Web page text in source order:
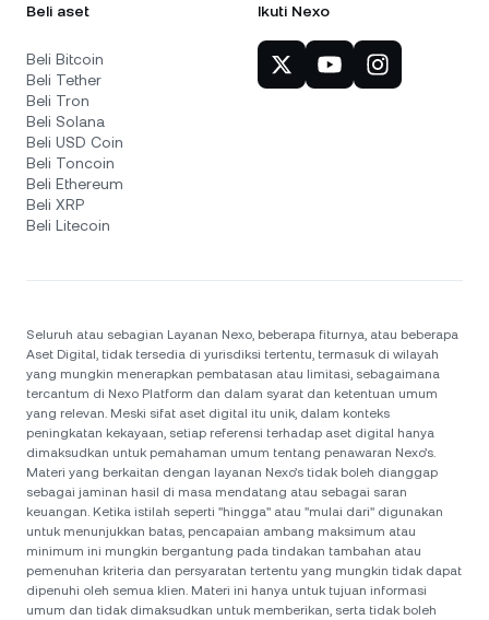
Beli aset
Beli Bitcoin
Beli Tether
Beli Tron
Beli Solana
Beli USD Coin
Beli Toncoin
Beli Ethereum
Beli XRP
Beli Litecoin
Ikuti Nexo
Seluruh atau sebagian Layanan Nexo, beberapa fiturnya, atau beberapa
Aset Digital, tidak tersedia di yurisdiksi tertentu, termasuk di wilayah
yang mungkin menerapkan pembatasan atau limitasi, sebagaimana
tercantum di Nexo Platform dan dalam syarat dan ketentuan umum
yang relevan. Meski sifat aset digital itu unik, dalam konteks
peningkatan kekayaan, setiap referensi terhadap aset digital hanya
dimaksudkan untuk pemahaman umum tentang penawaran Nexo’s.
Materi yang berkaitan dengan layanan Nexo’s tidak boleh dianggap
sebagai jaminan hasil di masa mendatang atau sebagai saran
keuangan. Ketika istilah seperti "hingga" atau "mulai dari" digunakan
untuk menunjukkan batas, pencapaian ambang maksimum atau
minimum ini mungkin bergantung pada tindakan tambahan atau
pemenuhan kriteria dan persyaratan tertentu yang mungkin tidak dapat
dipenuhi oleh semua klien. Materi ini hanya untuk tujuan informasi
umum dan tidak dimaksudkan untuk memberikan, serta tidak boleh